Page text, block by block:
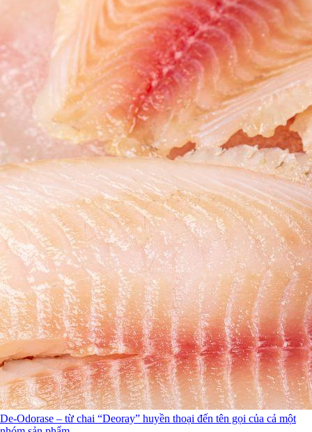
De-Odorase – từ chai “Deoray” huyền thoại đến tên gọi của cả một